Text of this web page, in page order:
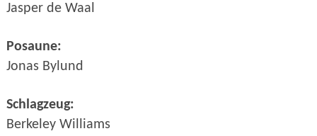
Jasper de Waal
Posaune:
Jonas Bylund
Schlagzeug:
Berkeley Williams